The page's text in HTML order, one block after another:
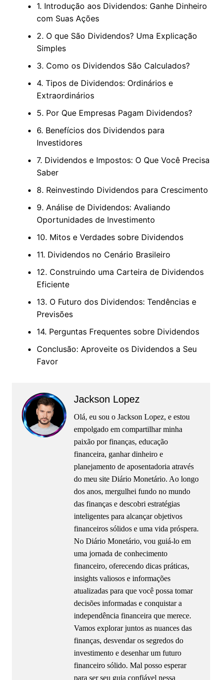
1. Introdução aos Dividendos: Ganhe Dinheiro
com Suas Ações
2. O que São Dividendos? Uma Explicação
Simples
3. Como os Dividendos São Calculados?
4. Tipos de Dividendos: Ordinários e
Extraordinários
5. Por Que Empresas Pagam Dividendos?
6. Benefícios dos Dividendos para
Investidores
7. Dividendos e Impostos: O Que Você Precisa
Saber
8. Reinvestindo Dividendos para Crescimento
9. Análise de Dividendos: Avaliando
Oportunidades de Investimento
10. Mitos e Verdades sobre Dividendos
11. Dividendos no Cenário Brasileiro
12. Construindo uma Carteira de Dividendos
Eficiente
13. O Futuro dos Dividendos: Tendências e
Previsões
14. Perguntas Frequentes sobre Dividendos
Conclusão: Aproveite os Dividendos a Seu
Favor
Jackson Lopez
Olá, eu sou o Jackson Lopez, e estou
empolgado em compartilhar minha
paixão por finanças, educação
financeira, ganhar dinheiro e
planejamento de aposentadoria através
do meu site Diário Monetário. Ao longo
dos anos, mergulhei fundo no mundo
das finanças e descobri estratégias
inteligentes para alcançar objetivos
financeiros sólidos e uma vida próspera.
No Diário Monetário, vou guiá-lo em
uma jornada de conhecimento
financeiro, oferecendo dicas práticas,
insights valiosos e informações
atualizadas para que você possa tomar
decisões informadas e conquistar a
independência financeira que merece.
Vamos explorar juntos as nuances das
finanças, desvendar os segredos do
investimento e desenhar um futuro
financeiro sólido. Mal posso esperar
para ser seu guia confiável nessa